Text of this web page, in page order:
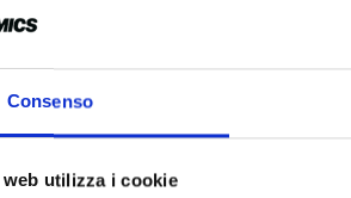
Consenso
utilizza i cookie
OMNIBUS EDITION